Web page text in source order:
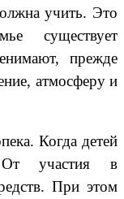
учить. Это
существует
прежде
атмосферу и
Когда детей
участия в
При этом